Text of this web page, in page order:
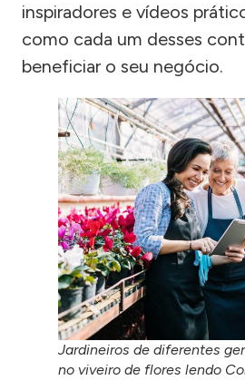
inspiradores e vídeos
como cada um desses
beneficiar o seu negócio.
Jardineiros de diferentes
no viveiro de flores lendo